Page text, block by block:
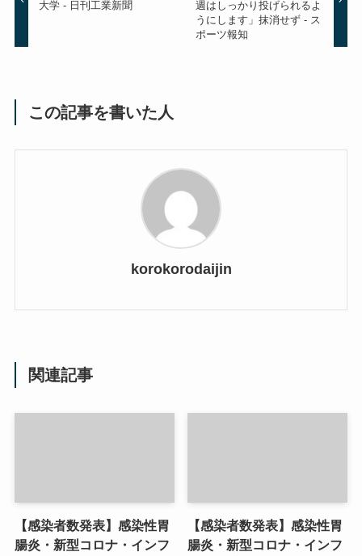
大学 - 日刊工業新聞
週はしっかり投げられるよ
うにします」抹消せず - ス
ポーツ報知
この記事を書いた人
korokorodaijin
関連記事
【感染者数発表】感染性胃
腸炎・新型コロナ・インフ
【感染者数発表】感染性胃
腸炎・新型コロナ・インフ